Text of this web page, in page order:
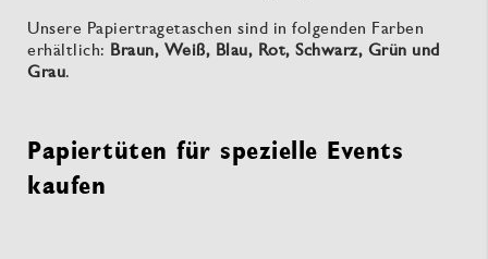
Unsere Papiertragetaschen sind in folgenden Farben
erhältlich: Braun, Weiß, Blau, Rot, Schwarz, Grün und
Grau.
Papiertüten für spezielle Events
kaufen